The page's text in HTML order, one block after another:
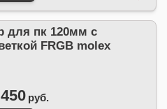
для пк 120мм с
FRGB molex
450 руб.